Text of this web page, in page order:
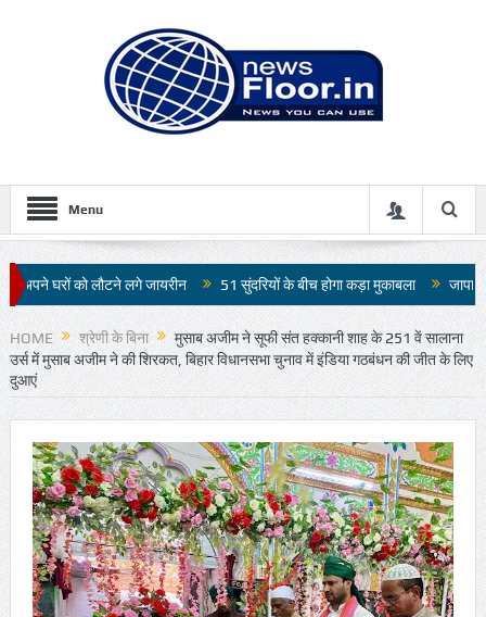
Menu
जायरीन 51 सुंदरियों के बीच होगा कड़ा मुकाबला जापान में 7.1 तीव्रता के भूकंप से
HOME श्रेणी के बिना
मुसाब अजीम ने सूफी संत हक्कानी शाह के 251 वें सालाना
उर्स में मुसाब अजीम ने की शिरकत, बिहार विधानसभा चुनाव में इंडिया गठबंधन की जीत के लिए
दुआएं